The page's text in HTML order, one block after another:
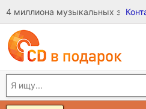
4 миллиона музыкальных